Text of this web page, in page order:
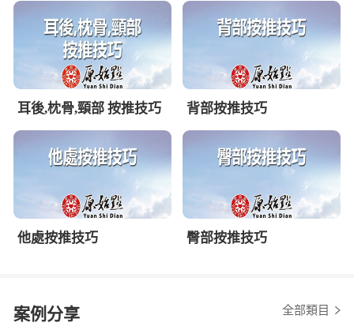
耳後,枕骨,頸部 按推技巧 背部按推技巧
他處按推技巧 臀部按推技巧
案例分享 全部類目